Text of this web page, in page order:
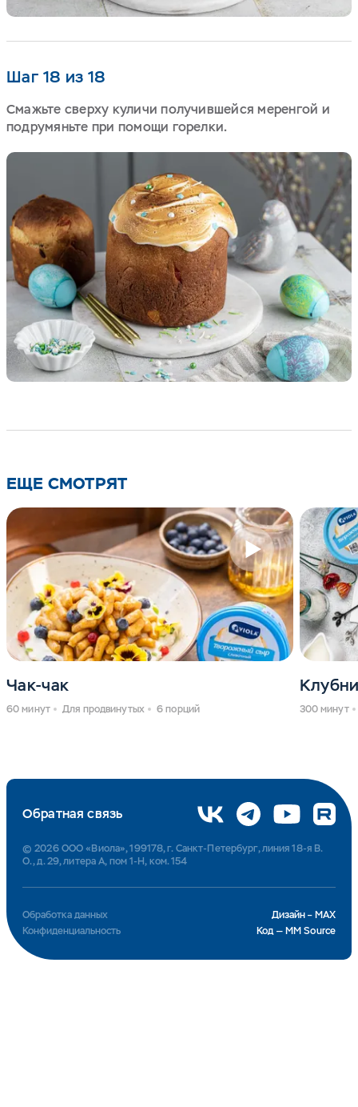
Шаг 18 из 18
Смажьте сверху куличи получившейся меренгой и
подрумяньте при помощи горелки.
ЕЩЕ СМОТРЯТ
Чак-чак
60 минут Для продвинутых 6 порций 300 минут
Дизайн – MAX
Обработка данных
Код — MM Source
Конфиденциальность
Обратная связь
© 2026 ООО «Виола», 199178, г. Санкт-Петербург, линия 18-я В.
О., д. 29, литера А, пом 1-Н, ком. 154